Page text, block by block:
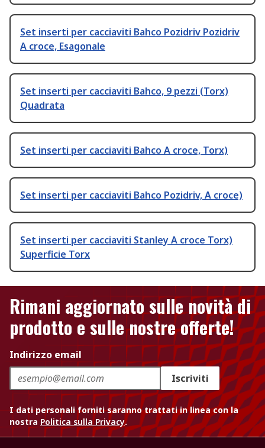
Set inserti per cacciaviti Bahco Pozidriv Pozidriv
A croce, Esagonale
Set inserti per cacciaviti Bahco, 9 pezzi (Torx)
Quadrata
Set inserti per cacciaviti Bahco A croce, Torx)
Set inserti per cacciaviti Bahco Pozidriv, A croce)
Set inserti per cacciaviti Stanley A croce Torx)
Superficie Torx
Rimani aggiornato sulle novità di
prodotto e sulle nostre offerte!
Indirizzo email
Iscriviti
I dati personali forniti saranno trattati in linea con la
nostra Politica sulla Privacy.